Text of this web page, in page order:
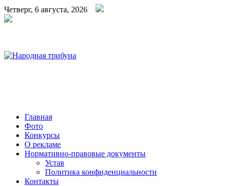
Четверг, 6 августа, 2026
Главная
Фото
Конкурсы
О рекламе
Нормативно-правовые документы
Устав
Политика конфиденциальности
Контакты